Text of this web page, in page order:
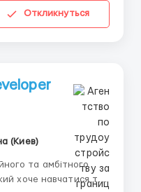
Откликнуться
(Киев)
та амбітного
хоче навчатися та